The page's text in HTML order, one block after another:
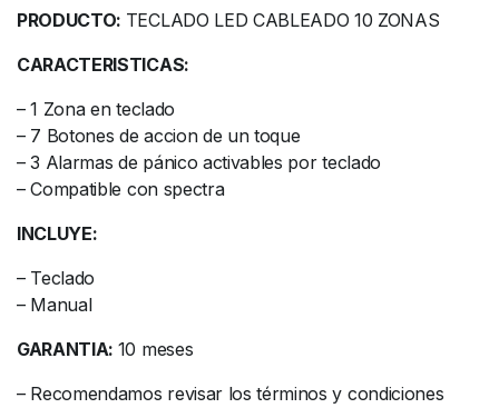
PRODUCTO: TECLADO LED CABLEADO 10 ZONAS
CARACTERISTICAS:
– 1 Zona en teclado
– 7 Botones de accion de un toque
– 3 Alarmas de pánico activables por teclado
– Compatible con spectra
INCLUYE:
– Teclado
– Manual
GARANTIA: 10 meses
– Recomendamos revisar los términos y condiciones